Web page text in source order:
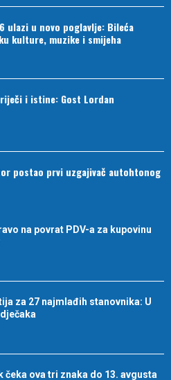
ulazi u novo poglavlje: Bileća
kulture, muzike i smijeha
riječi i istine: Gost Lordan
postao prvi uzgajivač autohtonog
na povrat PDV-a za kupovinu
za 27 najmlađih stanovnika: U
čeka ova tri znaka do 13. avgusta